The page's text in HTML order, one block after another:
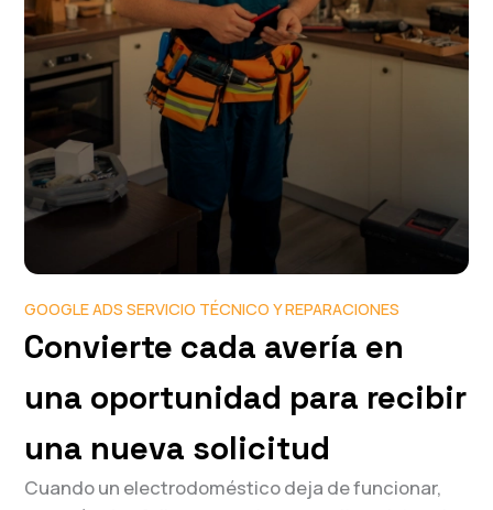
GOOGLE ADS SERVICIO TÉCNICO Y REPARACIONES
Convierte cada avería en
una oportunidad para recibir
una nueva solicitud
Cuando un electrodoméstico deja de funcionar,